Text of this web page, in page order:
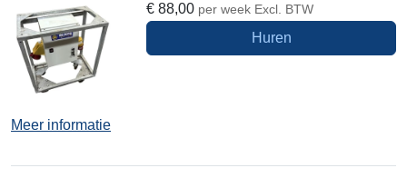
€ 88,00 per week Excl. BTW
Huren
Meer informatie